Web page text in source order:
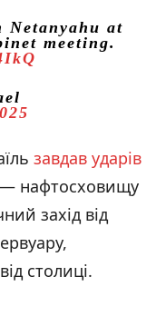
Netanyahu at
meeting.
завдав ударів
— нафтосховищу
захід від
столиці.